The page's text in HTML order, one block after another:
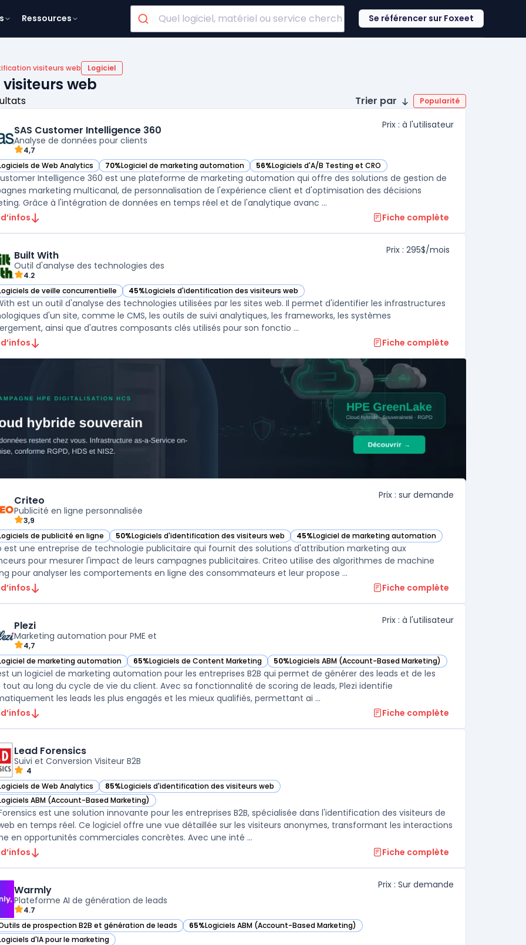
Ressources Se référencer sur Foxeet
visiteurs web Logiciel
web
Trier par Popularité
SAS Customer Intelligence 360
Analyse de données pour clients
4,7
Prix : à l'utilisateur
de Web Analytics
SAS Customer Intelligence 360 dans cette catégorie
70%Logiciel de marketing automation
— voir SAS Customer Intelligence 360 dans cette catégorie
56%Logiciels d'A/B Testing et CRO
— voir SAS Customer Intelligence 360 dans cette catégorie
Intelligence 360 est une plateforme de marketing automation qui offre des solutions de gestion de
marketing multicanal, de personnalisation de l'expérience client et d'optimisation des décisions
Grâce à l'intégration de données en temps réel et de l'analytique avanc ...
Fiche complète
Built With
Outil d'analyse des technologies des
4.2
Prix : 295$/mois
de veille concurrentielle
Built With dans cette catégorie 45%Logiciels d'identification des visiteurs web
— voir Built With dans cette catégorie
est un outil d'analyse des technologies utilisées par les sites web. Il permet d'identifier les infrastructures
d'un site, comme le CMS, les outils de suivi analytiques, les frameworks, les systèmes
ainsi que d'autres composants clés utilisés pour son fonctio ...
Fiche complète
Criteo
Publicité en ligne personnalisée
3,9
Prix : sur demande
de publicité en ligne
Criteo dans cette catégorie 50%Logiciels d'identification des visiteurs web
— voir Criteo dans cette catégorie 45%Logiciel de marketing automation
— voir Criteo dans cette catégorie
est une entreprise de technologie publicitaire qui fournit des solutions d'attribution marketing aux
pour mesurer l'impact de leurs campagnes publicitaires. Criteo utilise des algorithmes de machine
pour analyser les comportements en ligne des consommateurs et leur propose ...
Fiche complète
Plezi
Marketing automation pour PME et
4,7
Prix : à l'utilisateur
de marketing automation
Plezi dans cette catégorie 65%Logiciels de Content Marketing
— voir Plezi dans cette catégorie 50%Logiciels ABM (Account-Based Marketing)
— voir Plezi dans cette catégorie
un logiciel de marketing automation pour les entreprises B2B qui permet de générer des leads et de les
tout au long du cycle de vie du client. Avec sa fonctionnalité de scoring de leads, Plezi identifie
les leads les plus engagés et les mieux qualifiés, permettant ai ...
Fiche complète
Lead Forensics
Suivi et Conversion Visiteur B2B
4
de Web Analytics
Lead Forensics dans cette catégorie
85%Logiciels d'identification des visiteurs web
— voir Lead Forensics dans cette catégorie
ABM (Account-Based Marketing)
Lead Forensics dans cette catégorie
est une solution innovante pour les entreprises B2B, spécialisée dans l'identification des visiteurs de
en temps réel. Ce logiciel offre une vue détaillée sur les visiteurs anonymes, transformant les interactions
en opportunités commerciales concrètes. Avec une inté ...
Fiche complète
Warmly
Plateforme AI de génération de leads
4.7
Prix : Sur demande
de prospection B2B et génération de leads
Warmly dans cette catégorie 65%Logiciels ABM (Account-Based Marketing)
— voir Warmly dans cette catégorie
d'IA pour le marketing